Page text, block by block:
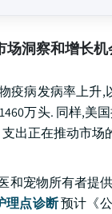
场洞察和增长机
疫病发病率上升
万头. 同样,
支出正在推动市场
和宠物所有者提
理点诊断预计《